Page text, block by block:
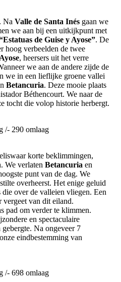
NaValle de Santa Inés gaan we
we aan bij een uitkijkpunt met
de Guise y Ayose”. De
hoog verbeelden de twee
, heersers uit het verre
we aan de andere zijde de
we in een lieflijke groene vallei
Betancuria. Deze mooie plaats
Béthencourt. We naar de
tocht die volop historie herbergt.
/- 290 omlaag
korte beklimmingen,
We verlatenBetancuria en
punt van de dag. We
overheerst. Het enige geluid
over de valleien vliegen. Een
vergeet van dit eiland.
pad om verder te klimmen.
en spectaculaire
Na ongeveer 7
eindbestemming van
/- 698 omlaag